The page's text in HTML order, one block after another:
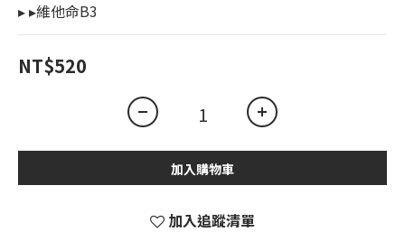
▸ ▸維他命B3
NT$520
加入購物車
加入追蹤清單